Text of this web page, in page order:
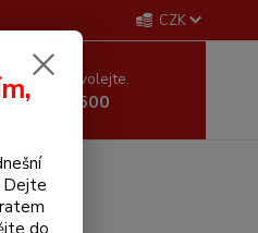
CZK
rady? Zavolejte.
255 500
Dejte
do